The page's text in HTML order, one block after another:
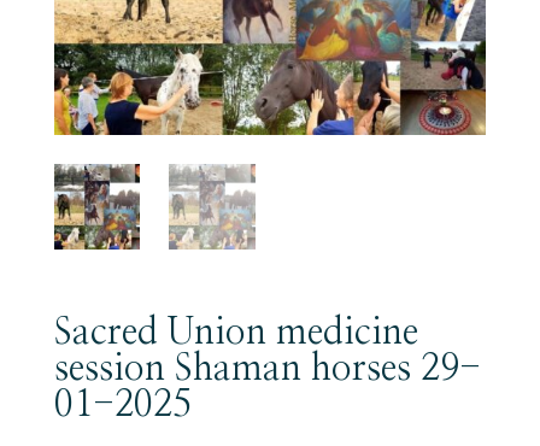
Sacred Union medicine
session Shaman horses 29-
01-2025